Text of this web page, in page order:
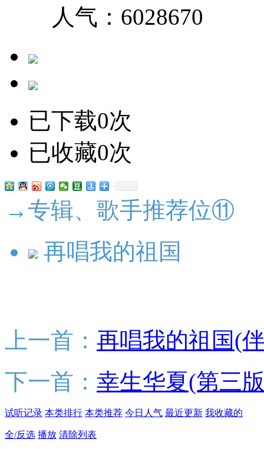
人气： 6028670
已下载0次
已收藏0次
→专辑、歌手推荐位⑪
再唱我的祖国
上一首： 再唱我的祖国(
下一首： 幸生华夏(第三
试听记录 本类排行 本类推荐 今日人气 最近更新 我收藏的
全/反选 播放 清除列表